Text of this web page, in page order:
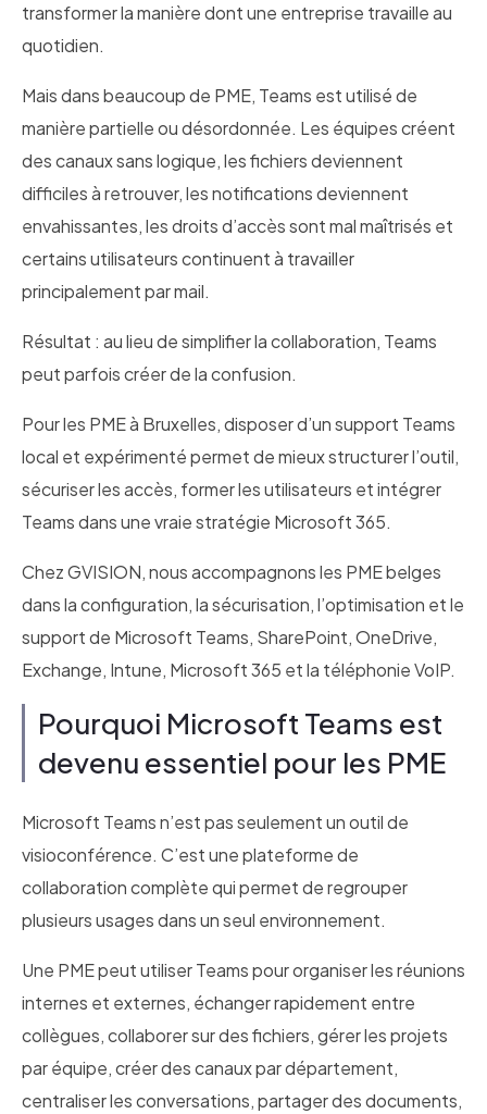
transformer la manière dont une entreprise travaille au
quotidien.
Mais dans beaucoup de PME, Teams est utilisé de
manière partielle ou désordonnée. Les équipes créent
des canaux sans logique, les fichiers deviennent
difficiles à retrouver, les notifications deviennent
envahissantes, les droits d’accès sont mal maîtrisés et
certains utilisateurs continuent à travailler
principalement par mail.
Résultat : au lieu de simplifier la collaboration, Teams
peut parfois créer de la confusion.
Pour les PME à Bruxelles, disposer d’un support Teams
local et expérimenté permet de mieux structurer l’outil,
sécuriser les accès, former les utilisateurs et intégrer
Teams dans une vraie stratégie Microsoft 365.
Chez GVISION, nous accompagnons les PME belges
dans la configuration, la sécurisation, l’optimisation et le
support de Microsoft Teams, SharePoint, OneDrive,
Exchange, Intune, Microsoft 365 et la téléphonie VoIP.
Pourquoi Microsoft Teams est
devenu essentiel pour les PME
Microsoft Teams n’est pas seulement un outil de
visioconférence. C’est une plateforme de
collaboration complète qui permet de regrouper
plusieurs usages dans un seul environnement.
Une PME peut utiliser Teams pour organiser les réunions
internes et externes, échanger rapidement entre
collègues, collaborer sur des fichiers, gérer les projets
par équipe, créer des canaux par département,
centraliser les conversations, partager des documents,